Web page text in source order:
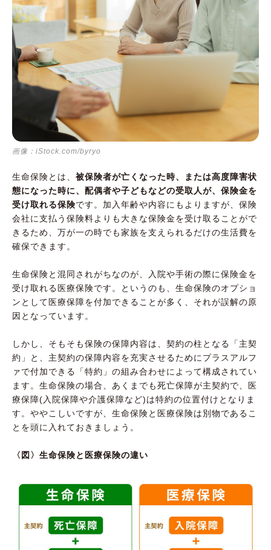
画像：iStock.com/byryo
生命保険とは、 被保険者が亡くなった時、または高度障害状
態になった時に、配偶者や子どもなどの受取人が、保険金を
受け取れる保険です。加入年齢や内容にもよりますが、保険
会社に支払う保険料よりも大きな保険金を受け取ることがで
きるため、万が一の時でも家族を支えられるだけの生活費を
確保できます。
生命保険と混同されがちなのが、入院や手術の際に保険金を
受け取れる医療保険です。というのも、生命保険のオプショ
ンとして医療保障を付加できることが多く、それが誤解の原
因となっています。
しかし、そもそも保険の保障内容は、契約の柱となる「主契
約」と、主契約の保障内容を充実させるためにプラスアルフ
ァで付加できる「特約」の組み合わせによって構成されてい
ます。生命保険の場合、あくまでも死亡保障が主契約で、医
療保障(入院保障や介護保障など)は特約の位置付けとなりま
す。ややこしいですが、生命保険と医療保険は別物であるこ
とを頭に入れておきましょう。
〈図〉生命保険と医療保険の違い